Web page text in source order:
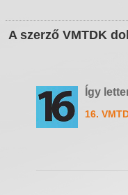
A szerző VMTDK
Így
16.